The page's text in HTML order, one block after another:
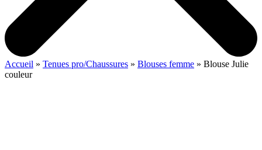
Accueil » Tenues pro/Chaussures » Blouses femme » Blouse Julie
couleur